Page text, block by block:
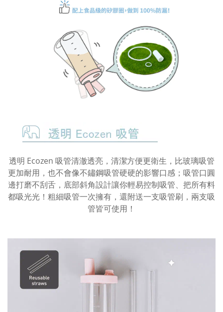
透明 Ecozen 吸管清澈透亮，清潔方便更衛生，比玻璃吸管
更加耐用，也不會像不鏽鋼吸管硬硬的影響口感；吸管口圓
邊打磨不刮舌，底部斜角設計讓你輕易控制吸管、把所有料
都吸光光！粗細吸管一次擁有，還附送一支吸管刷，兩支吸
管皆可使用！